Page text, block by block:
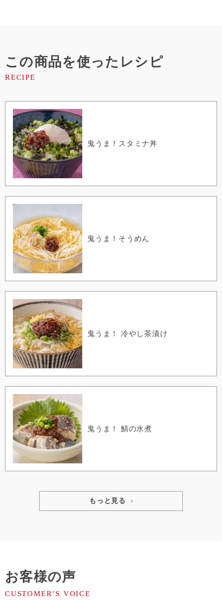
この商品を使ったレシピ
鬼うま！スタミナ丼
鬼うま！そうめん
鬼うま！ 冷やし茶漬け
鬼うま！ 鯖の水煮
もっと見る
お客様の声